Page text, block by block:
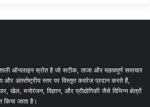
ऑनलाइन स्रोत है जो सटीक, ताजा और महत्वपूर्ण समाचार
और अंतर्राष्ट्रीय स्तर पर विस्तृत कवरेज प्रदान करते हैं,
खेल, मनोरंजन, विज्ञान, और प्रौद्योगिकी जैसे विभिन्न क्षेत्रों
जाता है।